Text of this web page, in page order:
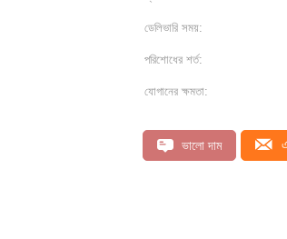
ডেলিভারি সময়:
পরিশোধের শর্ত:
যোগানের ক্ষমতা:
ভালো দাম